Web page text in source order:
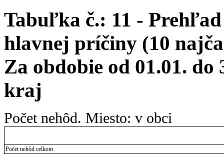
Tabuľka č.: 11 -
hlavnej príčiny (10
Za obdobie od 01.01. do
kraj
Počet nehôd. Miesto: v obci
Počet nehôd celkom